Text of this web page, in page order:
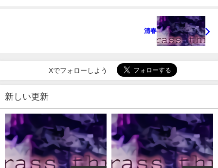
清春
Xでフォローしよう
新しい更新